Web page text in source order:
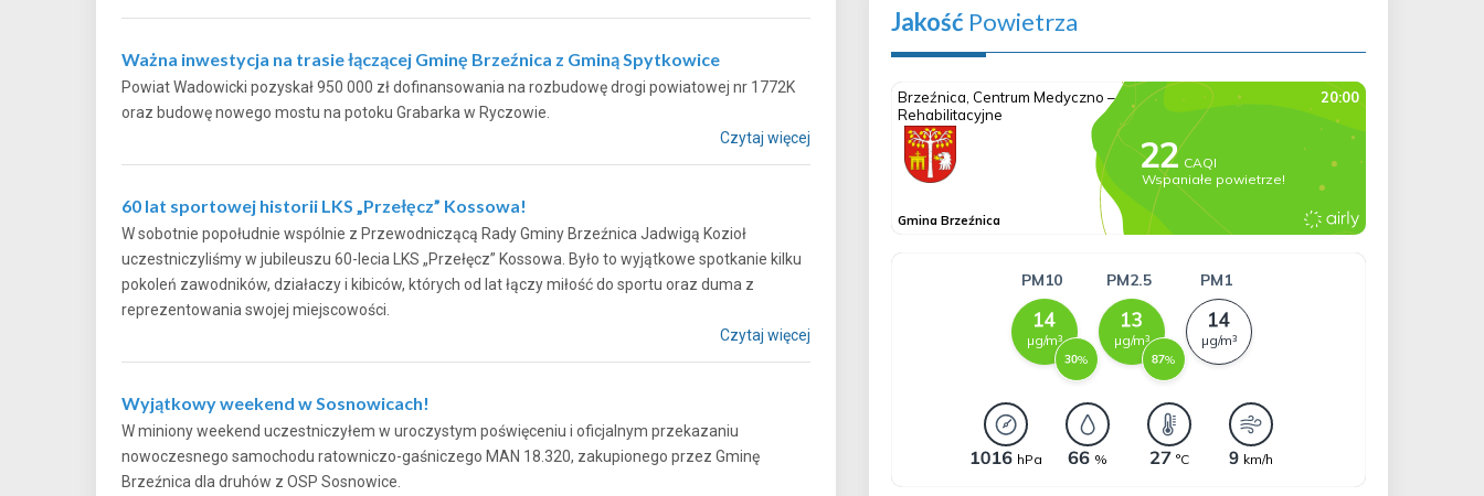
Ważna inwestycja na trasie łączącej Gminę Brzeźnica z Gminą Spytkowice
Powiat Wadowicki pozyskał 950 000 zł dofinansowania na rozbudowę drogi powiatowej nr 1772K
oraz budowę nowego mostu na potoku Grabarka w Ryczowie.
Czytaj więcej
60 lat sportowej historii LKS „Przełęcz” Kossowa!
W sobotnie popołudnie wspólnie z Przewodniczącą Rady Gminy Brzeźnica Jadwigą Kozioł
uczestniczyliśmy w jubileuszu 60-lecia LKS „Przełęcz” Kossowa. Było to wyjątkowe spotkanie kilku
pokoleń zawodników, działaczy i kibiców, których od lat łączy miłość do sportu oraz duma z
reprezentowania swojej miejscowości.
Czytaj więcej
Wyjątkowy weekend w Sosnowicach!
W miniony weekend uczestniczyłem w uroczystym poświęceniu i oficjalnym przekazaniu
nowoczesnego samochodu ratowniczo-gaśniczego MAN 18.320, zakupionego przez Gminę
Brzeźnica dla druhów z OSP Sosnowice.
Jakość Powietrza